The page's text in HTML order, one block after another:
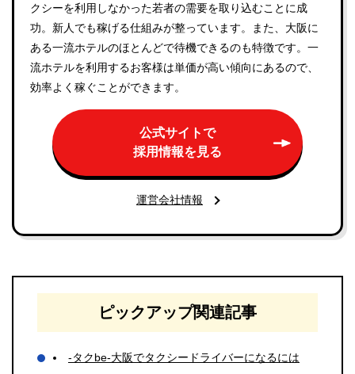
クシーを利用しなかった若者の需要を取り込むことに成
功。新人でも稼げる仕組みが整っています。また、大阪に
ある一流ホテルのほとんどで待機できるのも特徴です。一
流ホテルを利用するお客様は単価が高い傾向にあるので、
効率よく稼ぐことができます。
公式サイトで
採用情報を見る
運営会社情報
ピックアップ関連記事
-タクbe-大阪でタクシードライバーになるには